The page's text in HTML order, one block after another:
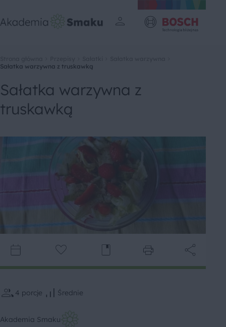
Sałatka warzywna z truskawką
Sałatka warzywna z
truskawką
4 porcje Średnie
Akademia Smaku